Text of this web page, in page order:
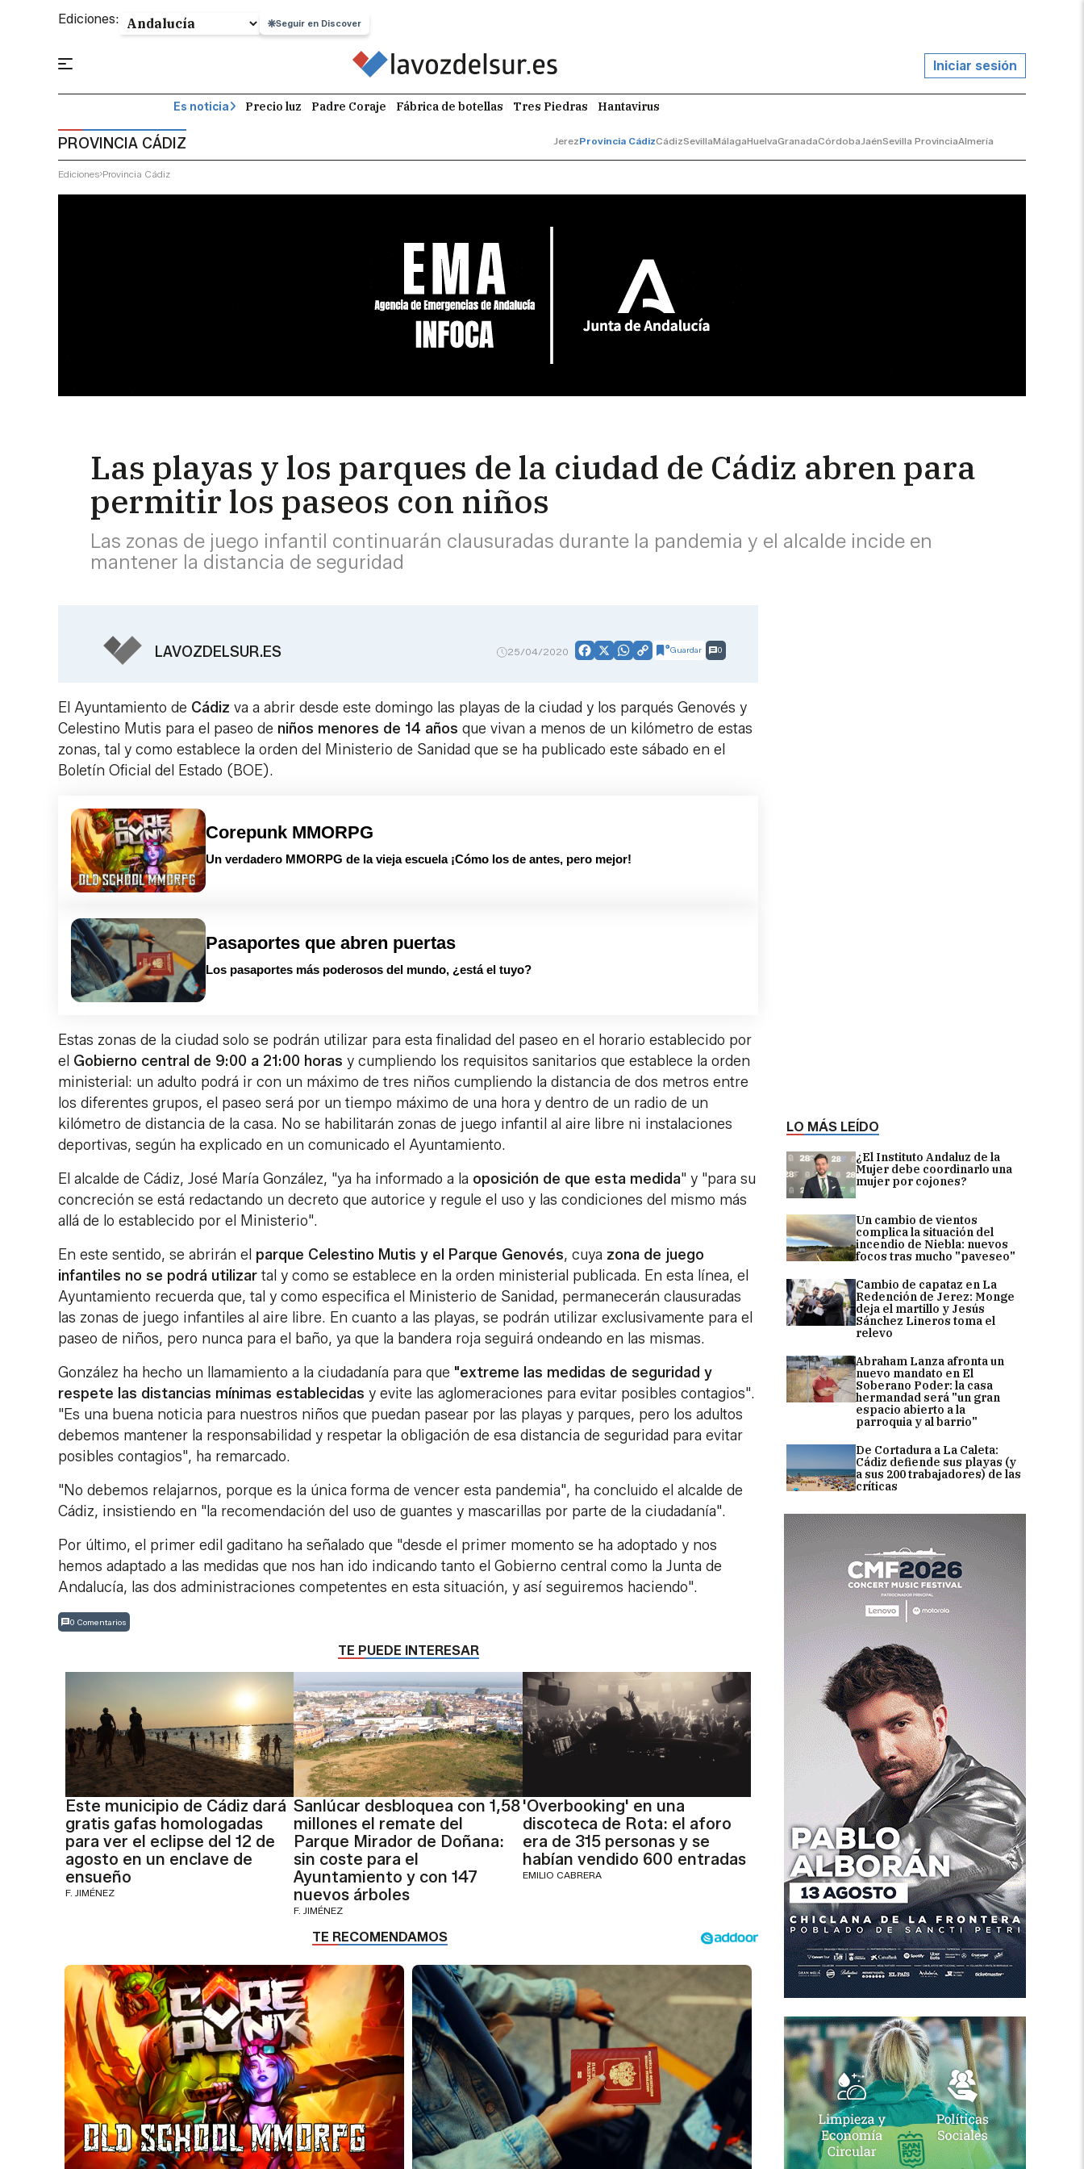
Ediciones: Seguir en Discover
Iniciar sesión
Es noticia Precio luz Padre Coraje Fábrica de botellas Tres Piedras Hantavirus
PROVINCIA CÁDIZ JerezProvincia CádizCádizSevillaMálagaHuelvaGranadaCórdobaJaénSevilla ProvinciaAlmería
Ediciones Provincia Cádiz
Las playas y los parques de la ciudad de Cádiz abren para
permitir los paseos con niños
Las zonas de juego infantil continuarán clausuradas durante la pandemia y el alcalde incide en
mantener la distancia de seguridad
LO MÁS LEÍDO
¿El Instituto Andaluz de la
Mujer debe coordinarlo una
mujer por cojones?
Un cambio de vientos
complica la situación del
incendio de Niebla: nuevos
focos tras mucho "paveseo"
Cambio de capataz en La
Redención de Jerez: Monge
deja el martillo y Jesús
Sánchez Lineros toma el
relevo
Abraham Lanza afronta un
nuevo mandato en El
Soberano Poder: la casa
hermandad será "un gran
espacio abierto a la
parroquia y al barrio"
De Cortadura a La Caleta:
Cádiz defiende sus playas (y
a sus 200 trabajadores) de las
críticas
LAVOZDELSUR.ES 25/04/2020 Facebook
X WhatsApp
CopyGuardar 0
El Ayuntamiento de Cádiz va a abrir desde este domingo las playas de la ciudad y los parqués Genovés y
Celestino Mutis para el paseo de niños menores de 14 años que vivan a menos de un kilómetro de estas
zonas, tal y como establece la orden del Ministerio de Sanidad que se ha publicado este sábado en el
Boletín Oficial del Estado (BOE).
Corepunk MMORPG
Un verdadero MMORPG de la vieja escuela ¡Cómo los de antes, pero mejor!
Pasaportes que abren puertas
Los pasaportes más poderosos del mundo, ¿está el tuyo?
Estas zonas de la ciudad solo se podrán utilizar para esta finalidad del paseo en el horario establecido por
el Gobierno central de 9:00 a 21:00 horas y cumpliendo los requisitos sanitarios que establece la orden
ministerial: un adulto podrá ir con un máximo de tres niños cumpliendo la distancia de dos metros entre
los diferentes grupos, el paseo será por un tiempo máximo de una hora y dentro de un radio de un
kilómetro de distancia de la casa. No se habilitarán zonas de juego infantil al aire libre ni instalaciones
deportivas, según ha explicado en un comunicado el Ayuntamiento.
El alcalde de Cádiz, José María González, "ya ha informado a la oposición de que esta medida" y "para su
concreción se está redactando un decreto que autorice y regule el uso y las condiciones del mismo más
allá de lo establecido por el Ministerio".
En este sentido, se abrirán el parque Celestino Mutis y el Parque Genovés, cuya zona de juego
infantiles no se podrá utilizartal y como se establece en la orden ministerial publicada. En esta línea, el
Ayuntamiento recuerda que, tal y como especifica el Ministerio de Sanidad, permanecerán clausuradas
las zonas de juego infantiles al aire libre. En cuanto a las playas, se podrán utilizar exclusivamente para el
paseo de niños, pero nunca para el baño, ya que la bandera roja seguirá ondeando en las mismas.
González ha hecho un llamamiento a la ciudadanía para que "extreme las medidas de seguridad y
respete las distancias mínimas establecidas y evite las aglomeraciones para evitar posibles contagios".
"Es una buena noticia para nuestros niños que puedan pasear por las playas y parques, pero los adultos
debemos mantener la responsabilidad y respetar la obligación de esa distancia de seguridad para evitar
posibles contagios", ha remarcado.
"No debemos relajarnos, porque es la única forma de vencer esta pandemia", ha concluido el alcalde de
Cádiz, insistiendo en "la recomendación del uso de guantes y mascarillas por parte de la ciudadanía".
Por último, el primer edil gaditano ha señalado que "desde el primer momento se ha adoptado y nos
hemos adaptado a las medidas que nos han ido indicando tanto el Gobierno central como la Junta de
Andalucía, las dos administraciones competentes en esta situación, y así seguiremos haciendo".
0 Comentarios
TE PUEDE INTERESAR
Este municipio de Cádiz dará
gratis gafas homologadas
para ver el eclipse del 12 de
agosto en un enclave de
ensueño
F. JIMÉNEZ
Sanlúcar desbloquea con 1,58
millones el remate del
Parque Mirador de Doñana:
sin coste para el
Ayuntamiento y con 147
nuevos árboles
F. JIMÉNEZ
'Overbooking' en una
discoteca de Rota: el aforo
era de 315 personas y se
habían vendido 600 entradas
EMILIO CABRERA